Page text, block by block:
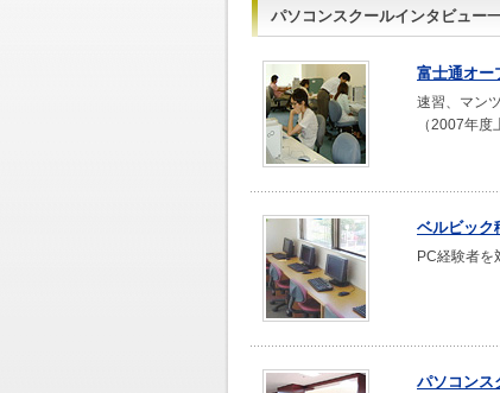
パソコンスクールインタビュー
富士通オー
速習、マン
（2007年度
ベルビック
PC経験者を
パソコンス